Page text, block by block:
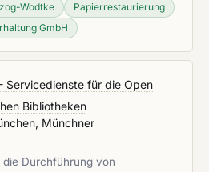
Wodtke
Papierrestaurierung
GmbH
Servicedienste für die Open
Bibliotheken
Münchner
die Durchführung von